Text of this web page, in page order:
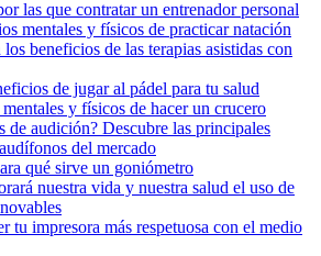
las que contratar un entrenador personal
mentales y físicos de practicar natación
los beneficios de las terapias asistidas con
de jugar al pádel para tu salud
y físicos de hacer un crucero
de audición? Descubre las principales
del mercado
qué sirve un goniómetro
nuestra vida y nuestra salud el uso de
tu impresora más respetuosa con el medio